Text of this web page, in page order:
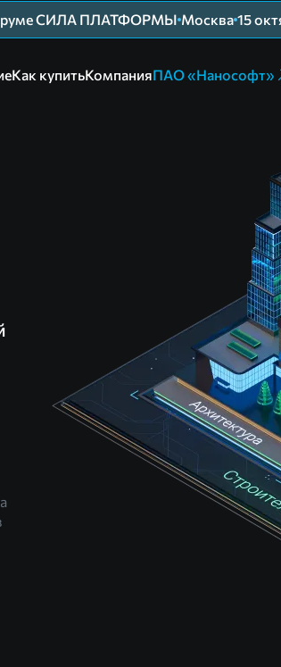
СИЛА ПЛАТФОРМЫ Москва 15
Как купитьКомпанияПАО «Нанософт»